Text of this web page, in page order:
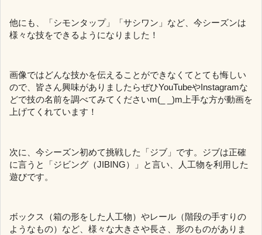
他にも、「シモンタップ」「サシワン」など、今シーズンは
様々な技をできるようになりました！
画像ではどんな技かを伝えることができなくてとても悔しい
ので、皆さん興味がありましたらぜひYouTubeやInstagramな
どで技の名前を調べてみてくださいm(_ _)m上手な方が動画を
上げてくれています！
次に、今シーズン初めて挑戦した「ジブ」です。ジブは正確
に言うと「ジビング（JIBING）」と言い、人工物を利用した
遊びです。
ボックス（箱の形をした人工物）やレール（階段の手すりの
ようなもの）など、様々な大きさや長さ、形のものがありま